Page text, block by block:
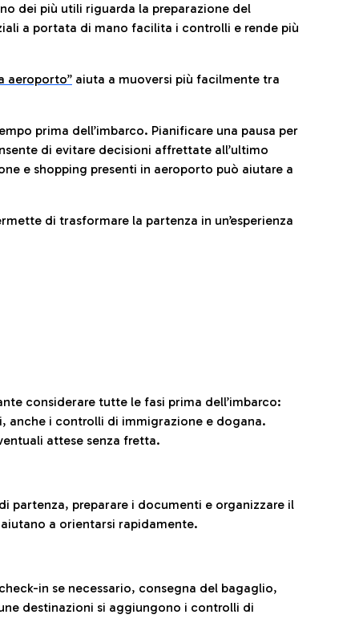
dei più utili riguarda la preparazione del
a portata di mano facilita i controlli e rende più
aeroporto” aiuta a muoversi più facilmente tra
prima dell’imbarco. Pianificare una pausa per
di evitare decisioni affrettate all’ultimo
e shopping presenti in aeroporto può aiutare a
di trasformare la partenza in un’esperienza
considerare tutte le fasi prima dell’imbarco:
anche i controlli di immigrazione e dogana.
attese senza fretta.
partenza, preparare i documenti e organizzare il
a orientarsi rapidamente.
in se necessario, consegna del bagaglio,
destinazioni si aggiungono i controlli di